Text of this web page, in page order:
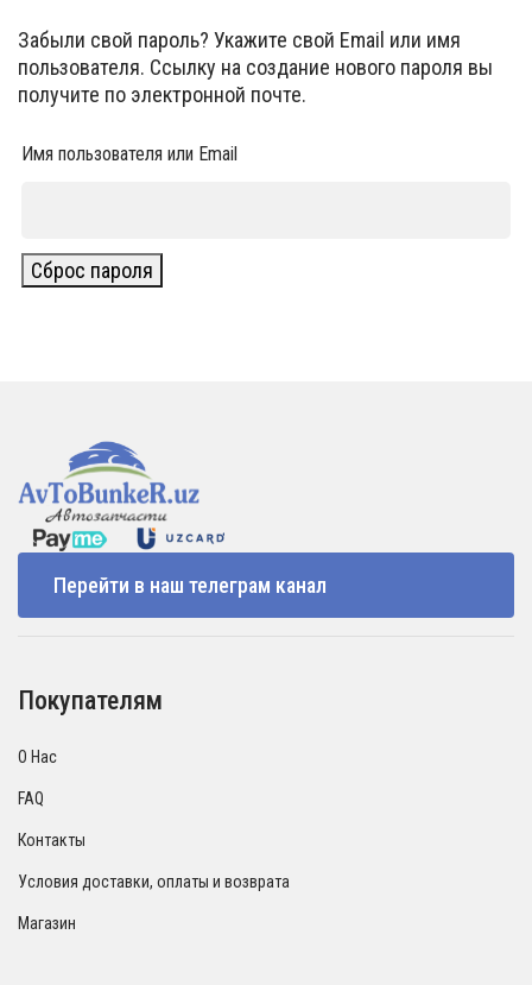
Забыли свой пароль? Укажите свой Email или имя
пользователя. Ссылку на создание нового пароля вы
получите по электронной почте.
Имя пользователя или Email
Сброс пароля
Перейти в наш телеграм канал
Покупателям
О Нас
FAQ
Контакты
Условия доставки, оплаты и возврата
Магазин